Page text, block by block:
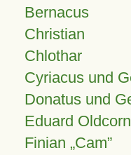
Bernacus
Christian
Chlothar
Cyriacus und
Donatus und
Eduard
Finian Cam